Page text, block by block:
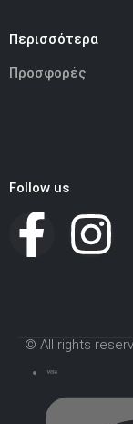
Περισσότερα
Προσφορές
Follow us
© All rights